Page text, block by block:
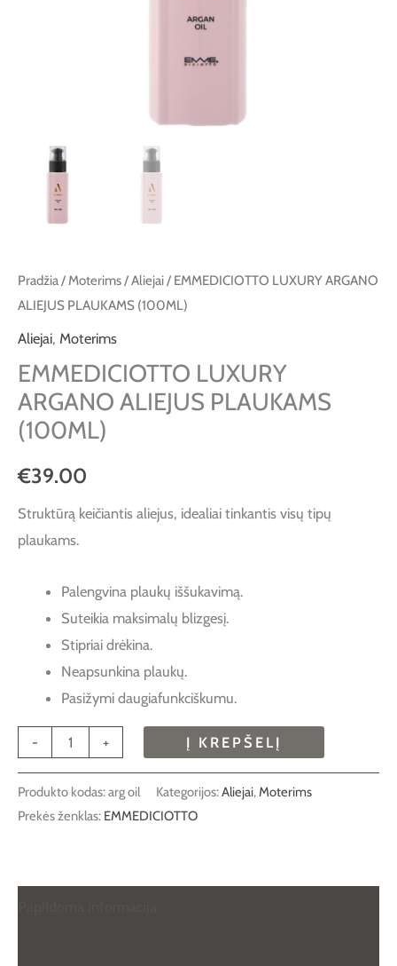
Pradžia/ Moterims/Aliejai/ EMMEDICIOTTO LUXURY ARGANO
ALIEJUS PLAUKAMS (100ML)
Aliejai, Moterims
EMMEDICIOTTO LUXURY
ARGANO ALIEJUS PLAUKAMS
(100ML)
€39.00
Struktūrą keičiantis aliejus, idealiai tinkantis visų tipų
plaukams.
Palengvina plaukų iššukavimą.
Suteikia maksimalų blizgesį.
Stipriai drėkina.
Neapsunkina plaukų.
Pasižymi daugiafunkciškumu.
- + Į KREPŠELĮ
Produkto kodas:arg oil Kategorijos:Aliejai, Moterims
Prekės ženklas: EMMEDICIOTTO